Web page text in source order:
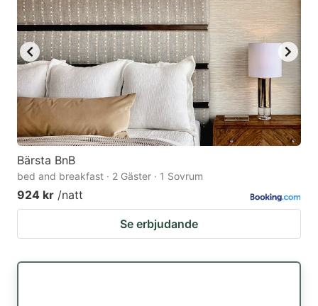
Bärsta BnB
bed and breakfast · 2 Gäster · 1 Sovrum
924 kr /natt
Se erbjudande